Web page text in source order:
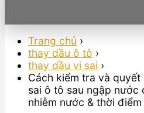
Trang chủ ›
thay dầu ô tô ›
thay dầu vi sai ›
Cách kiểm tra và
sai ô tô sau ngập nước
nhiễm nước & thời